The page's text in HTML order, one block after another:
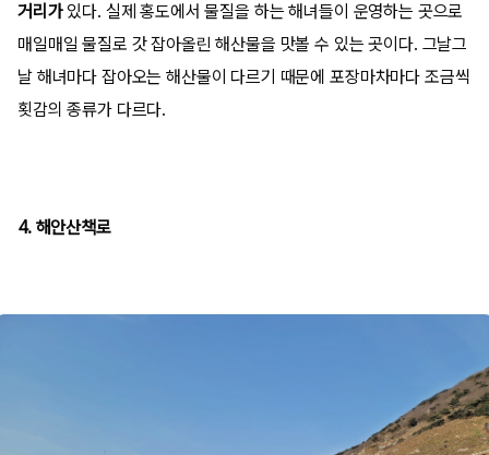
거리가있다. 실제 홍도에서 물질을 하는 해녀들이 운영하는 곳으로
매일매일 물질로 갓 잡아올린 해산물을 맛볼 수 있는 곳이다. 그날그
날 해녀마다 잡아오는 해산물이 다르기 때문에 포장마차마다 조금씩
횟감의 종류가 다르다.
4. 해안산책로